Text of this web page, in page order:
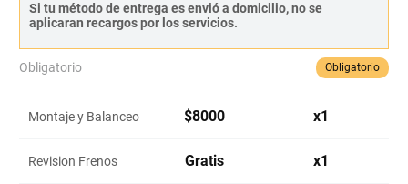
Si tu método de entrega es envió a domicilio, no se
aplicaran recargos por los servicios.
Obligatorio Obligatorio
Montaje y Balanceo $8000 x1
Revision Frenos Gratis x1